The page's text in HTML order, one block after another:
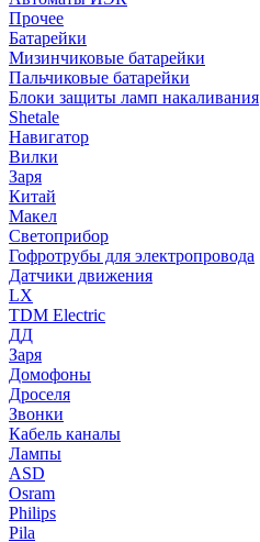
Прочее
Батарейки
Мизинчиковые батарейки
Пальчиковые батарейки
Блоки защиты ламп накаливания
Shetale
Навигатор
Вилки
Заря
Китай
Макел
Светоприбор
Гофротрубы для электропровода
Датчики движения
LX
TDM Electric
ДД
Заря
Домофоны
Дроселя
Звонки
Кабель каналы
Лампы
ASD
Osram
Philips
Pila